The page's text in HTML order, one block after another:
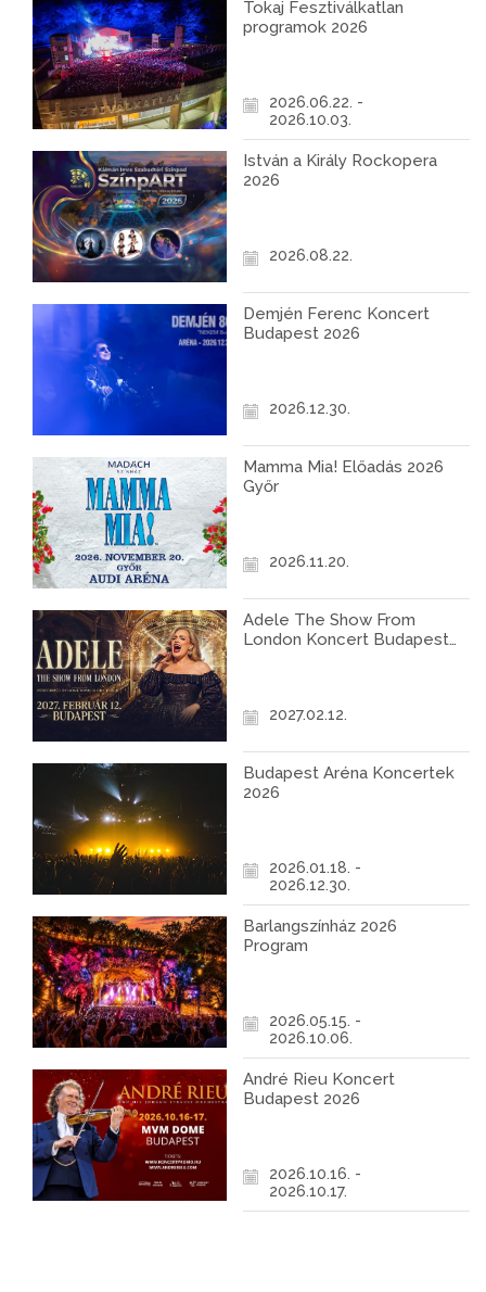
Tokaj Fesztiválkatlan
programok 2026
2026.06.22. -
2026.10.03.
István a Király Rockopera
2026
2026.08.22.
Demjén Ferenc Koncert
Budapest 2026
2026.12.30.
Mamma Mia! Előadás 2026
Győr
2026.11.20.
Adele The Show From
London Koncert Budapest
2027.02.12.
Budapest Aréna Koncertek
2026
2026.01.18. -
2026.12.30.
Barlangszínház 2026
Program
2026.05.15. -
2026.10.06.
André Rieu Koncert
Budapest 2026
2026.10.16. -
2026.10.17.